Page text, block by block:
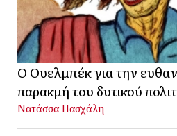
Ο Ουελμπέκ για την
παρακμή του δυτικού
Νατάσσα Πασχάλη